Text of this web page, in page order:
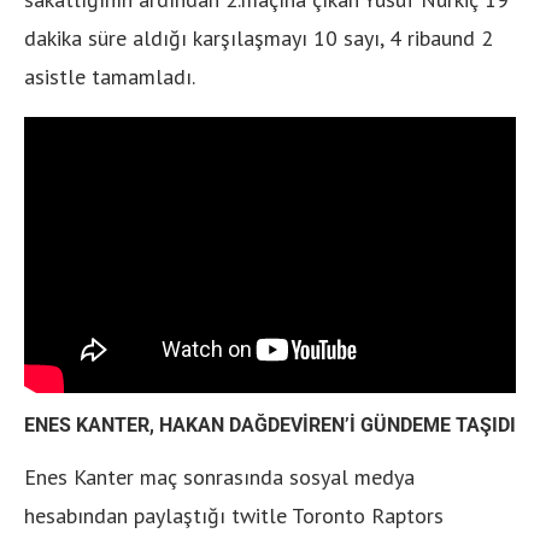
dakika süre aldığı karşılaşmayı 10 sayı, 4 ribaund 2
asistle tamamladı.
ENES KANTER, HAKAN DAĞDEVİREN’İ GÜNDEME TAŞIDI
Enes Kanter maç sonrasında sosyal medya
hesabından paylaştığı twitle Toronto Raptors